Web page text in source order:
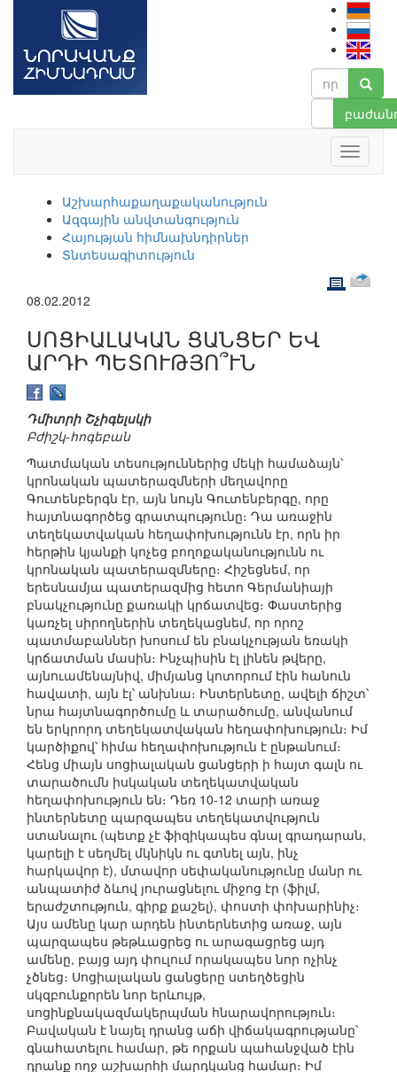
Աշխարհաքաղաքականություն
Ազգային անվտանգություն
Հայության հիմնախնդիրներ
Տնտեսագիտություն
08.02.2012
ՍՈՑԻԱԼԱԿԱՆ ՑԱՆՑԵՐ ԵՎ
ԱՐԴԻ ՊԵՏՈՒԹՅՈ՞ՒՆ
Դմիտրի Շչիգելսկի
Բժիշկ-հոգեբան
Պատմական տեսություններից մեկի համաձայն՝
կրոնական պատերազմների մեղավորը
Գուտենբերգն էր, այն նույն Գուտենբերգը, որը
հայտնագործեց գրատպությունը։ Դա առաջին
տեղեկատվական հեղափոխությունն էր, որն իր
հերթին կյանքի կոչեց բողոքականությունն ու
կրոնական պատերազմները։ Հիշեցնեմ, որ
երեսնամյա պատերազմից հետո Գերմանիայի
բնակչությունը քառակի կրճատվեց։ Փաստերից
կառչել սիրողներին տեղեկացնեմ, որ որոշ
պատմաբաններ խոսում են բնակչության եռակի
կրճատման մասին։ Ինչպիսին էլ լինեն թվերը,
այնուամենայնիվ, միմյանց կոտորում էին հանուն
հավատի, այն էլ՝ անխնա։ Ինտերնետը, ավելի ճիշտ՝
նրա հայտնագործումը և տարածումը, անվանում
են երկրորդ տեղեկատվական հեղափոխություն։ Իմ
կարծիքով՝ հիմա հեղափոխություն է ընթանում։
Հենց միայն սոցիալական ցանցերի ի հայտ գալն ու
տարածումն իսկական տեղեկատվական
հեղափոխություն են։ Դեռ 10-12 տարի առաջ
ինտերնետը պարզապես տեղեկատվություն
ստանալու (պետք չէ ֆիզիկապես գնալ գրադարան,
կարելի է սեղմել մկնիկն ու գտնել այն, ինչ
հարկավոր է), մտավոր սեփականությունը մանր ու
անպատիժ ձևով յուրացնելու միջոց էր (ֆիլմ,
երաժշտություն, գիրք քաշել), փոստի փոխարինիչ։
Այս ամենը կար արդեն ինտերնետից առաջ, այն
պարզապես թեթևացրեց ու արագացրեց այդ
ամենը, բայց այդ փուլում որակապես նոր ոչինչ
չծնեց։ Սոցիալական ցանցերը ստեղծեցին
սկզբունքորեն նոր երևույթ,
սոցինքնակազմակերպման հնարավորություն։
Բավական է նայել դրանց աճի վիճակագրությանը՝
գնահատելու համար, թե որքան պահանջված էին
դրանք ողջ աշխարհի մարդկանց համար։ Իմ